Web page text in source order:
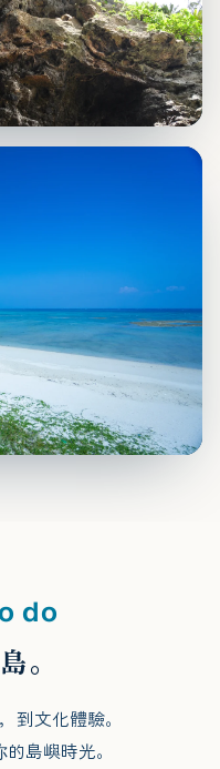
do
。
到文化體驗。
島嶼時光。